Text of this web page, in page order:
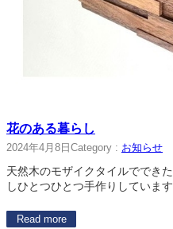
花のある暮らし
2024年4月8日 Category : お知らせ
天然木のモザイクタイルででき
しひとつひとつ手作りしていま
Read more